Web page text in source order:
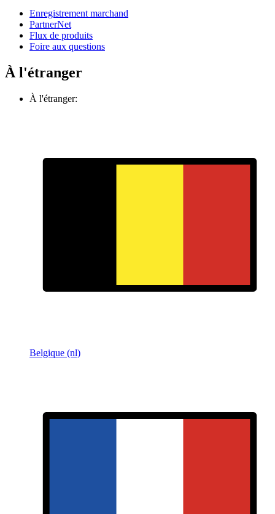
Enregistrement marchand
PartnerNet
Flux de produits
Foire aux questions
À l'étranger
À l'étranger:
Belgique (nl)